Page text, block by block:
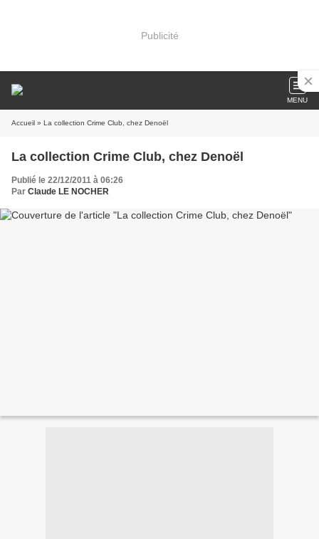
Publicité
MENU
Accueil » La collection Crime Club, chez Denoël
La collection Crime Club, chez Denoël
Publié le 22/12/2011 à 06:26
Par Claude LE NOCHER